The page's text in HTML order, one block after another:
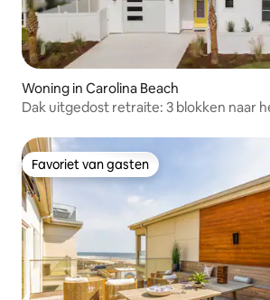
Woning in Carolina Beach
Dak uitgedost retraite: 3 blokken naar
Favoriet van gasten
Favoriet van gasten